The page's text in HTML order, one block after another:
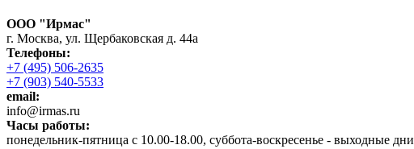
ООО "Ирмас"
г. Москва, ул. Щербаковская д. 44а
Телефоны:
+7 (495) 506-2635
+7 (903) 540-5533
email:
infо@irmas.ru
Часы работы:
понедельник-пятница с 10.00-18.00, суббота-воскресенье - выходные дни